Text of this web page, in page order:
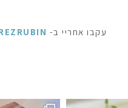
עקבו אחריי ב- INSTAGRAM
#חלהלשבת #
מתוקה - ופל בלגי,